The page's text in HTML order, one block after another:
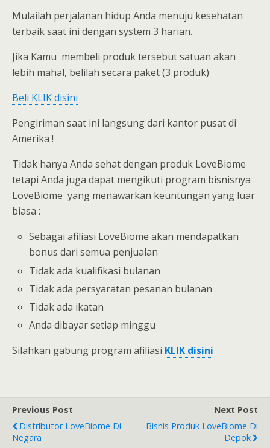
Mulailah perjalanan hidup Anda menuju kesehatan
terbaik saat ini dengan system 3 harian.
Jika Kamu membeli produk tersebut satuan akan
lebih mahal, belilah secara paket (3 produk)
Beli KLIK disini
Pengiriman saat ini langsung dari kantor pusat di
Amerika !
Tidak hanya Anda sehat dengan produk LoveBiome
tetapi Anda juga dapat mengikuti program bisnisnya
LoveBiome yang menawarkan keuntungan yang luar
biasa :
Sebagai afiliasi LoveBiome akan mendapatkan
bonus dari semua penjualan
Tidak ada kualifikasi bulanan
Tidak ada persyaratan pesanan bulanan
Tidak ada ikatan
Anda dibayar setiap minggu
Silahkan gabung program afiliasi KLIK disini
Previous Post
Distributor LoveBiome Di
Negara
Next Post
Bisnis Produk LoveBiome Di
Depok